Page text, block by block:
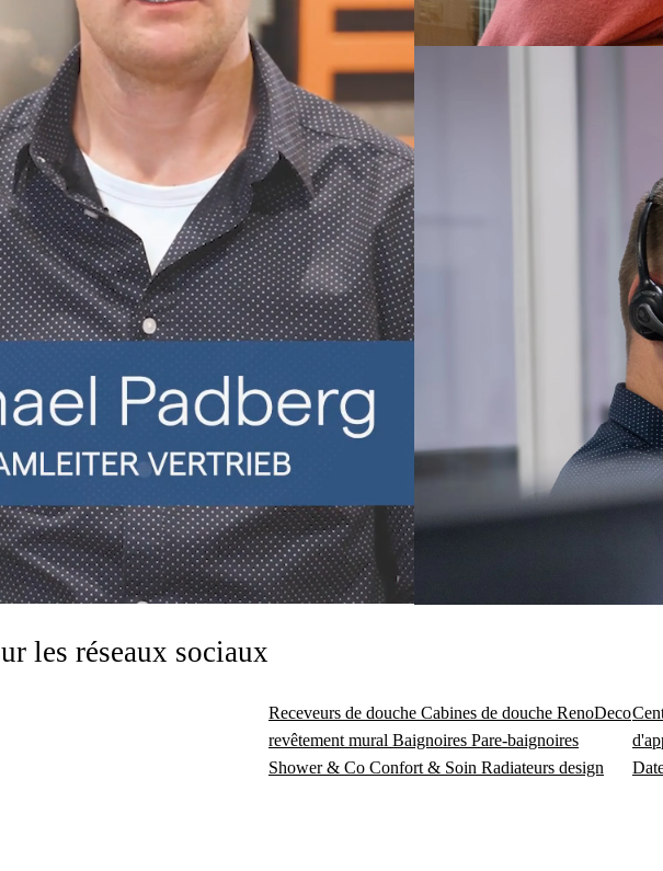
les réseaux sociaux
Receveurs de douche Cabines de douche RenoDeco
revêtement mural Baignoires Pare-baignoires
Shower & Co Confort & Soin Radiateurs design